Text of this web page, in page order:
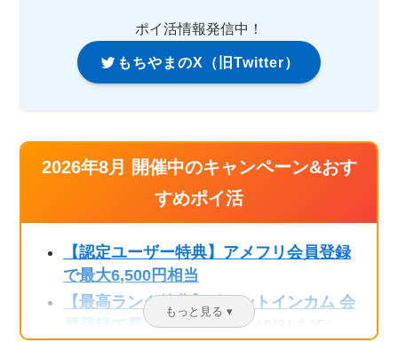
ポイ活情報発信中！
もちやまのX（旧Twitter）
2026年8月 開催中のキャンペーン&おす
すめポイ活
【認定ユーザー特典】アメフリ会員登録
で最大6,500円相当
【最高ランク特典】ポイントインカム 会
員登録で最大3,220円相当（8/31まで）